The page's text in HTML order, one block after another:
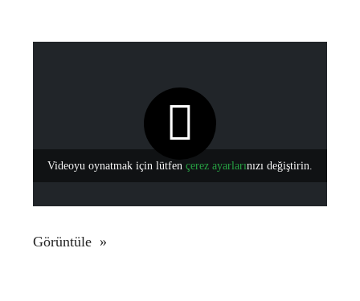
Videoyu oynatmak için lütfen çerez ayarlarınızı değiştirin.
Görüntüle »